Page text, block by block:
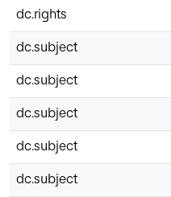
dc.rights
dc.subject
dc.subject
dc.subject
dc.subject
dc.subject